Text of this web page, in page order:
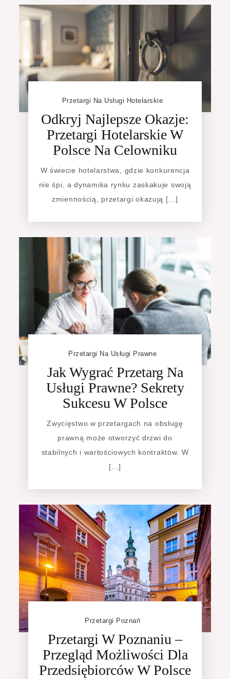
Przetargi Na Usługi Hotelarskie
Odkryj Najlepsze Okazje:
Przetargi Hotelarskie W
Polsce Na Celowniku
W świecie hotelarstwa, gdzie konkurencja
nie śpi, a dynamika rynku zaskakuje swoją
zmiennością, przetargi okazują […]
Przetargi Na Usługi Prawne
Jak Wygrać Przetarg Na
Usługi Prawne? Sekrety
Sukcesu W Polsce
Zwycięstwo w przetargach na obsługę
prawną może otworzyć drzwi do
stabilnych i wartościowych kontraktów. W
[…]
Przetargi Poznań
Przetargi W Poznaniu –
Przegląd Możliwości Dla
Przedsiębiorców W Polsce